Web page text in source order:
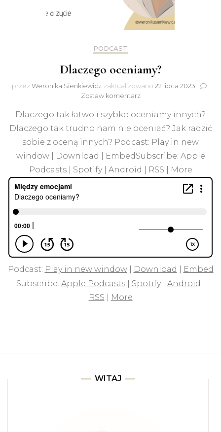
PODCAST
Dlaczego oceniamy?
przezWeronika Sienkiewicz zaktualizowano 22 lipca 2023
Zostaw komentarzdo
oceniamy?
Dlaczego tak łatwo i szybko oceniamy innych?
Dlaczego tak trudno nam nie oceniać? Jak radzić
sobie z oceną innych? Podcast: Play in new
window | Download | EmbedSubscribe: Apple
Podcasts | Spotify | Android | RSS | More
Podcast: Play in new window| Download
Embed
Subscribe: Apple Podcasts| Spotify| Android
RSS
More
WITAJ